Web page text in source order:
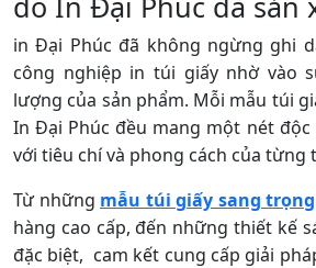
in Đại Phúc đã không ngừng ghi
công nghiệp in túi giấy nhờ vào
lượng của sản phẩm. Mỗi mẫu túi
In Đại Phúc đều mang một nét
với tiêu chí và phong cách của từng
Từ những mẫu túi giấy sang trọng
hàng cao cấp, đến những thiết kế
đặc biệt, cam kết cung cấp giải